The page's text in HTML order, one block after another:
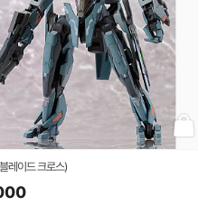
레이드 크로스)